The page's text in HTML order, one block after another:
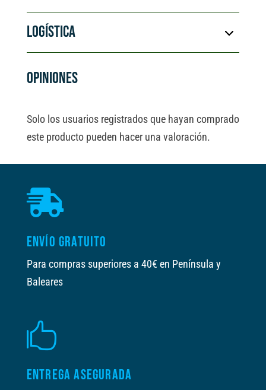
LOGÍSTICA
OPINIONES
Solo los usuarios registrados que hayan comprado
este producto pueden hacer una valoración.

ENVÍO GRATUITO
Para compras superiores a 40€ en Península y
Baleares

ENTREGA ASEGURADA